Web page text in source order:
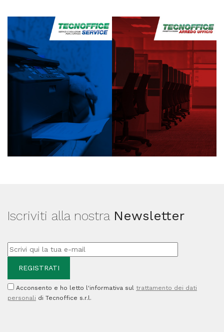
Iscriviti alla nostra Newsletter
Acconsento e ho letto l'informativa sul trattamento dei dati
personali di Tecnoffice s.r.l.